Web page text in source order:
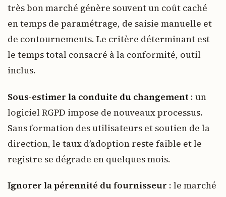
très bon marché génère souvent un coût caché
en temps de paramétrage, de saisie manuelle et
de contournements. Le critère déterminant est
le temps total consacré à la conformité, outil
inclus.
Sous-estimer la conduite du changement : un
logiciel RGPD impose de nouveaux processus.
Sans formation des utilisateurs et soutien de la
direction, le taux d’adoption reste faible et le
registre se dégrade en quelques mois.
Ignorer la pérennité du fournisseur : le marché